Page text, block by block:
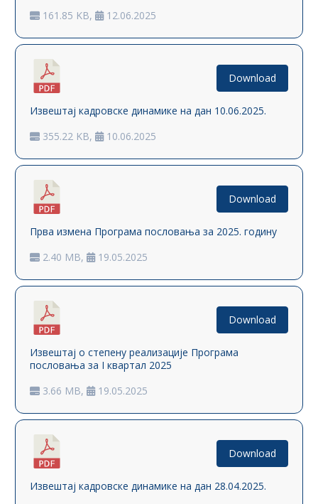
161.85 KB, 12.06.2025
Извештај кадровске динамике на дан 10.06.2025.
355.22 KB,
10.06.2025
Download
Прва измена Програма пословања за 2025. годину
2.40 MB,
19.05.2025
Download
Извештај о степену реализације Програма
пословања за I квартал 2025
3.66 MB,
19.05.2025
Download
Извештај кадровске динамике на дан 28.04.2025.
Download